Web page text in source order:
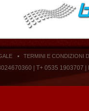
TERMINI E CONDIZIONI
| T+ 0535